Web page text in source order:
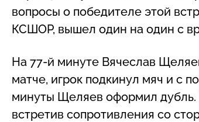
вопросы о победителе этой
КСШОР, вышел один на один с
На 77-й минуте Вячеслав
матче, игрок подкинул мяч и с
минуты Щеляев оформил дубль.
встретив сопротивления со